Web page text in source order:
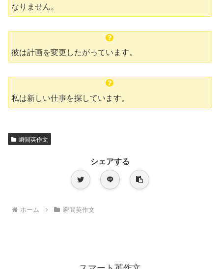
なりません。
彼は計画を変更したがっています。
私は新しい仕事を探しています。
瞬間英作文
シェアする
ホーム 瞬間英作文